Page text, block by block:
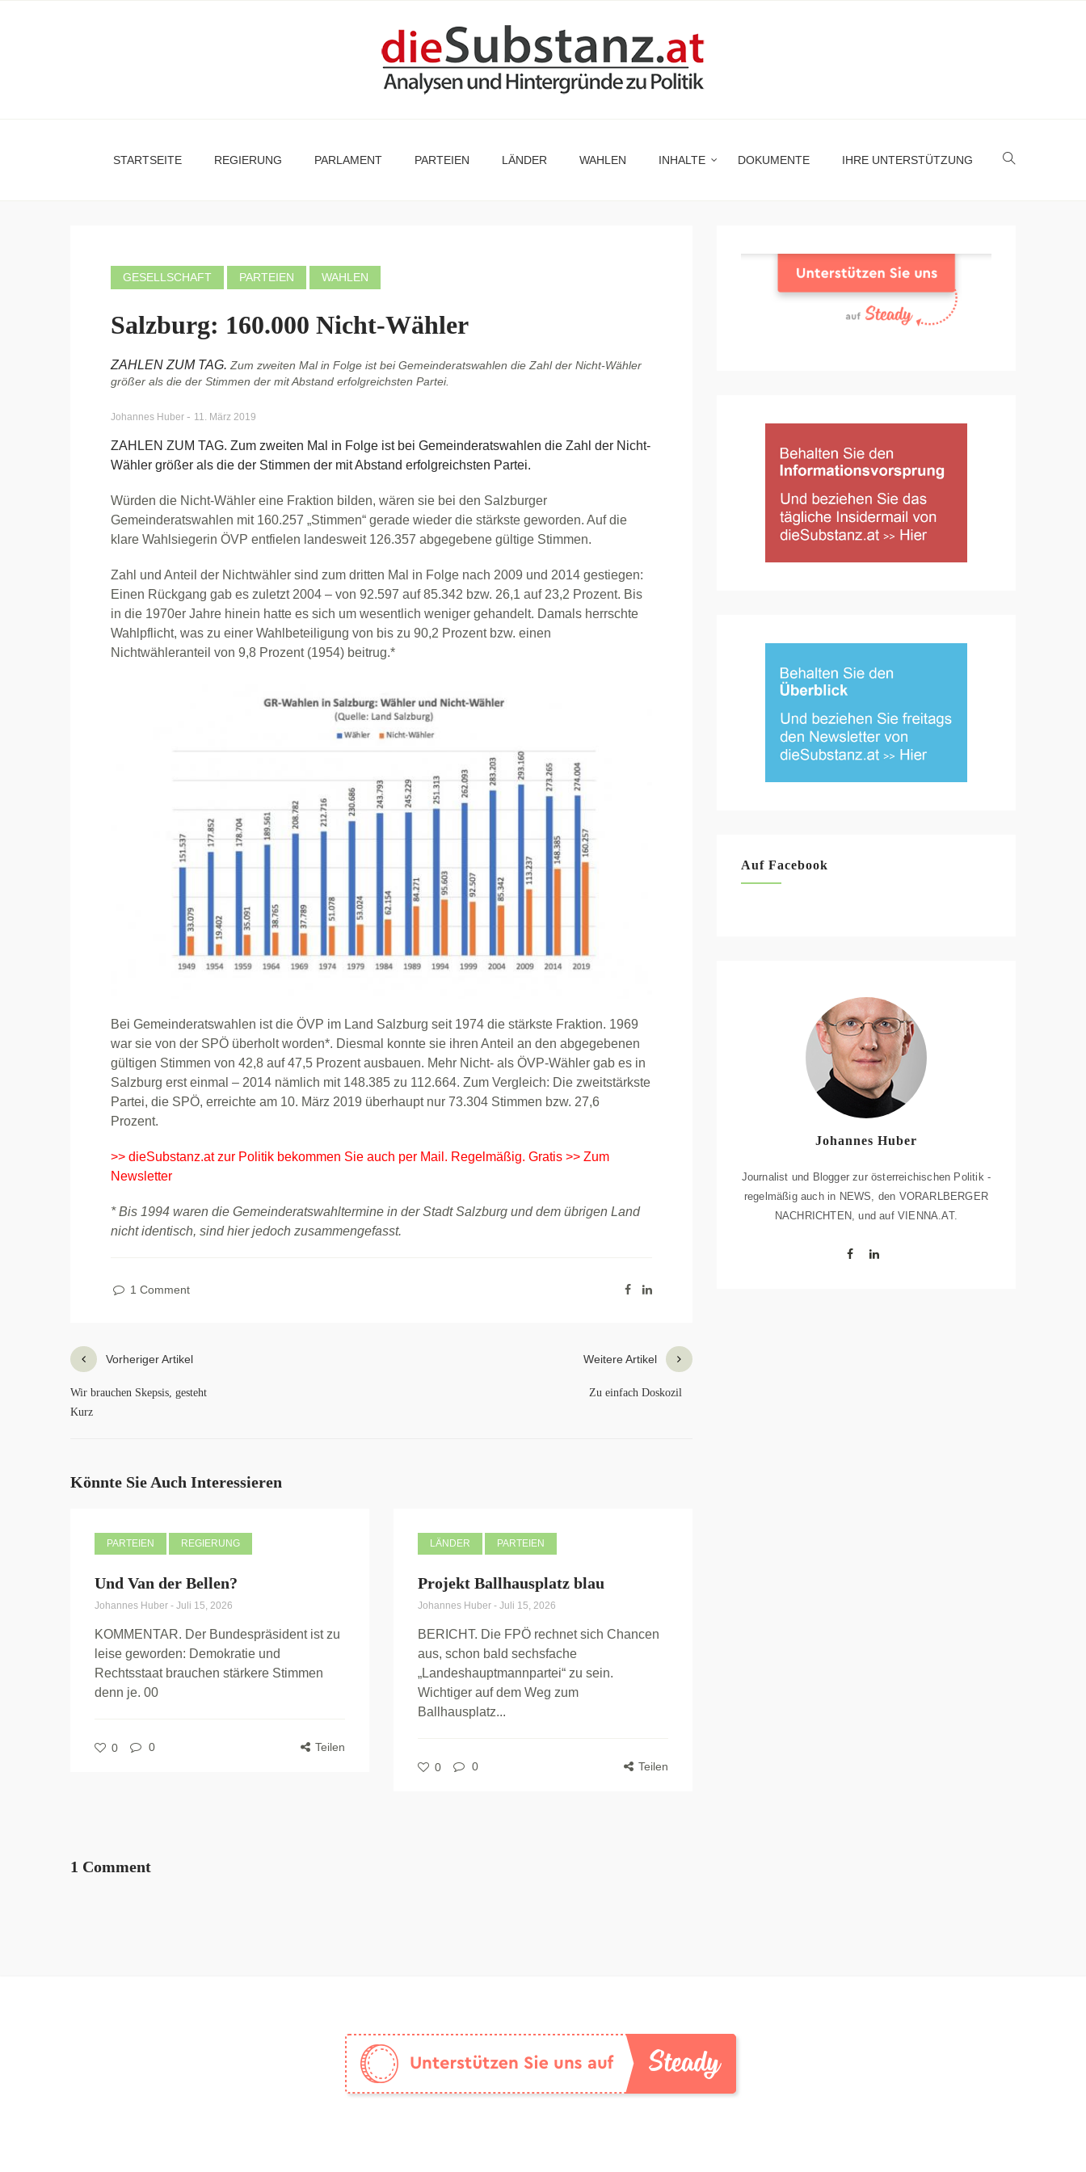
STARTSEITE REGIERUNG PARLAMENT PARTEIEN LÄNDER WAHLEN INHALTE DOKUMENTE IHRE UNTERSTÜTZUNG
GESELLSCHAFT PARTEIEN WAHLEN
Salzburg: 160.000 Nicht-Wähler
ZAHLEN ZUM TAG. Zum zweiten Mal in Folge ist bei Gemeinderatswahlen die Zahl der Nicht-Wähler
größer als die der Stimmen der mit Abstand erfolgreichsten Partei.​
Johannes Huber - 11. März 2019
ZAHLEN ZUM TAG. Zum zweiten Mal in Folge ist bei Gemeinderatswahlen die Zahl der Nicht-
Wähler größer als die der Stimmen der mit Abstand erfolgreichsten Partei.​
Würden die Nicht-Wähler eine Fraktion bilden, wären sie bei den Salzburger
Gemeinderatswahlen mit 160.257 „Stimmen“ gerade wieder die stärkste geworden. Auf die
klare Wahlsiegerin ÖVP entfielen landesweit 126.357 abgegebene gültige Stimmen.
Zahl und Anteil der Nichtwähler sind zum dritten Mal in Folge nach 2009 und 2014 gestiegen:
Einen Rückgang gab es zuletzt 2004 – von 92.597 auf 85.342 bzw. 26,1 auf 23,2 Prozent. Bis
in die 1970er Jahre hinein hatte es sich um wesentlich weniger gehandelt. Damals herrschte
Wahlpflicht, was zu einer Wahlbeteiligung von bis zu 90,2 Prozent bzw. einen
Nichtwähleranteil von 9,8 Prozent (1954) beitrug.*
Bei Gemeinderatswahlen ist die ÖVP im Land Salzburg seit 1974 die stärkste Fraktion. 1969
war sie von der SPÖ überholt worden*. Diesmal konnte sie ihren Anteil an den abgegebenen
gültigen Stimmen von 42,8 auf 47,5 Prozent ausbauen. Mehr Nicht- als ÖVP-Wähler gab es in
Salzburg erst einmal – 2014 nämlich mit 148.385 zu 112.664. Zum Vergleich: Die zweitstärkste
Partei, die SPÖ, erreichte am 10. März 2019 überhaupt nur 73.304 Stimmen bzw. 27,6
Prozent.
>> dieSubstanz.at zur Politik bekommen Sie auch per Mail. Regelmäßig. Gratis >> Zum
Newsletter
* Bis 1994 waren die Gemeinderatswahltermine in der Stadt Salzburg und dem übrigen Land
nicht identisch, sind hier jedoch zusammengefasst.
1 Comment
Vorheriger Artikel
Wir brauchen Skepsis, gesteht
Kurz
Weitere Artikel
Zu einfach Doskozil
Könnte Sie Auch Interessieren
PARTEIEN REGIERUNG
Und Van der Bellen?
Johannes Huber - Juli 15, 2026
KOMMENTAR. Der Bundespräsident ist zu
leise geworden: Demokratie und
Rechtsstaat brauchen stärkere Stimmen
denn je. 00
0 0 Teilen
LÄNDER PARTEIEN
Projekt Ballhausplatz blau
Johannes Huber - Juli 15, 2026
BERICHT. Die FPÖ rechnet sich Chancen
aus, schon bald sechsfache
„Landeshauptmannpartei“ zu sein.
Wichtiger auf dem Weg zum
Ballhausplatz...
0 0 Teilen
1 Comment
Auf Facebook
Johannes Huber
Journalist und Blogger zur österreichischen Politik -
regelmäßig auch in NEWS, den VORARLBERGER
NACHRICHTEN, und auf VIENNA.AT.